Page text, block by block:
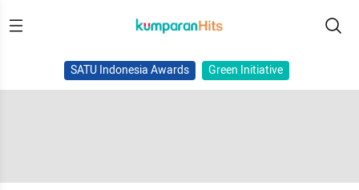
SATU Indonesia Awards Green Initiative